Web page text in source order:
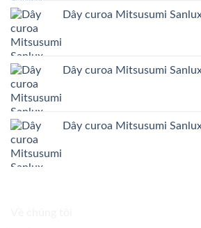
Dây curoa Mitsusumi
Dây curoa Mitsusumi
Dây curoa Mitsusumi